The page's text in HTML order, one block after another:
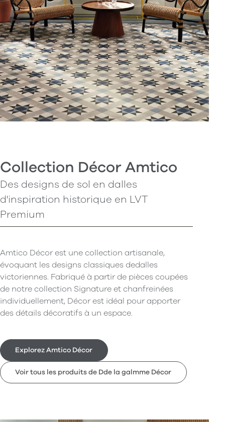
Collection Décor Amtico
Des designs de sol en dalles
d'inspiration historique en LVT
Premium
Amtico Décor est une collection artisanale,
évoquant les designs classiques dedalles
victoriennes. Fabriqué à partir de pièces coupées
de notre collection Signature et chanfreinées
individuellement, Décor est idéal pour apporter
des détails décoratifs à un espace.
Explorez Amtico Décor
Voir tous les produits de Dde la galmme Décor